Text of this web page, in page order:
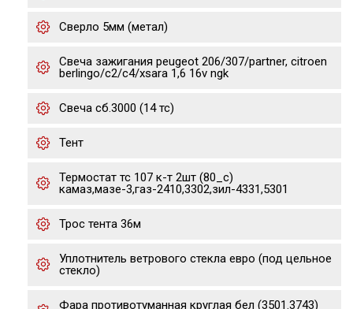
Сверло 5мм (метал)
Свеча зажигания peugeot 206/307/partner, citroen
berlingo/c2/c4/xsara 1,6 16v ngk
Свеча сб.3000 (14 тс)
Тент
Термостат тс 107 к-т 2шт (80_с)
камаз,мазе-3,газ-2410,3302,зил-4331,5301
Трос тента 36м
Уплотнитель ветрового стекла евро (под цельное
стекло)
Фара противотуманная круглая бел (3501.3743)